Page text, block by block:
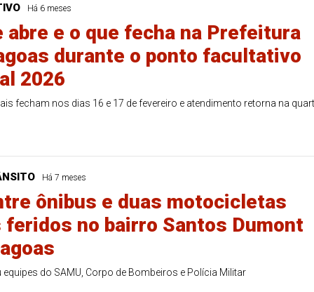
Há 6 meses
abre e o que fecha na Prefeitura
durante o ponto facultativo
2026
fecham nos dias 16 e 17 de fevereiro e atendimento retorna na
Há 7 meses
ônibus e duas motocicletas
feridos no bairro Santos Dumont
do SAMU, Corpo de Bombeiros e Polícia Militar